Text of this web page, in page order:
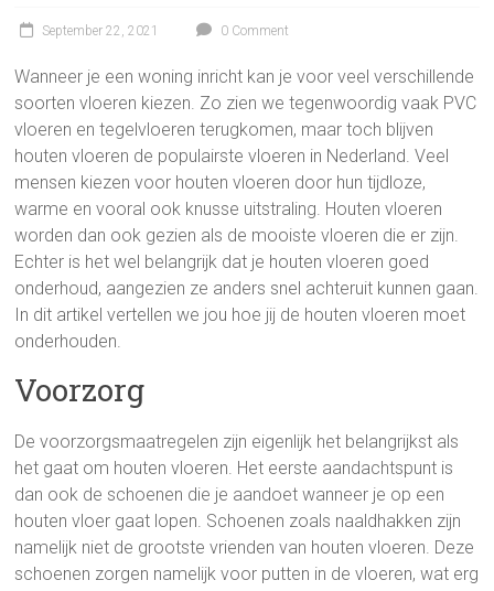
September 22, 2021 0 Comment
Wanneer je een woning inricht kan je voor veel verschillende
soorten vloeren kiezen. Zo zien we tegenwoordig vaak PVC
vloeren en tegelvloeren terugkomen, maar toch blijven
houten vloeren de populairste vloeren in Nederland. Veel
mensen kiezen voor houten vloeren door hun tijdloze,
warme en vooral ook knusse uitstraling. Houten vloeren
worden dan ook gezien als de mooiste vloeren die er zijn.
Echter is het wel belangrijk dat je houten vloeren goed
onderhoud, aangezien ze anders snel achteruit kunnen gaan.
In dit artikel vertellen we jou hoe jij de houten vloeren moet
onderhouden.
Voorzorg
De voorzorgsmaatregelen zijn eigenlijk het belangrijkst als
het gaat om houten vloeren. Het eerste aandachtspunt is
dan ook de schoenen die je aandoet wanneer je op een
houten vloer gaat lopen. Schoenen zoals naaldhakken zijn
namelijk niet de grootste vrienden van houten vloeren. Deze
schoenen zorgen namelijk voor putten in de vloeren, wat erg